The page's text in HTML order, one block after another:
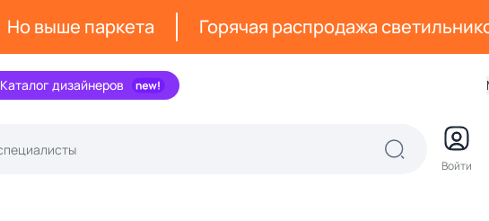
Но выше паркета Горячая распродажа
Каталог дизайнеров
Войти